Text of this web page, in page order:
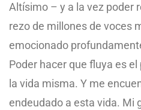
Altísimo – y a la vez poder
rezo de millones de voces
emocionado
Poder hacer que fluya es
la vida misma. Y me
endeudado a esta vida. Mi